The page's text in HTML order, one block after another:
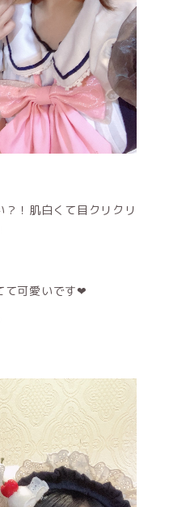
！肌白くて目クリクリ
て可愛いです❤︎